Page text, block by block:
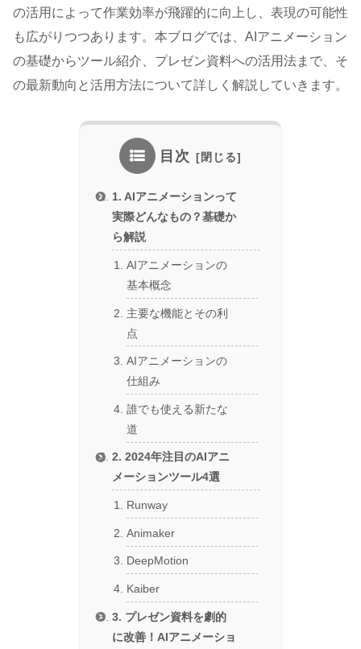
の活用によって作業効率が飛躍的に向上し、表現の可能性
も広がりつつあります。本ブログでは、AIアニメーション
の基礎からツール紹介、プレゼン資料への活用法まで、そ
の最新動向と活用方法について詳しく解説していきます。
目次
1. AIアニメーションって
実際どんなもの？基礎か
ら解説
AIアニメーションの
基本概念
主要な機能とその利
点
AIアニメーションの
仕組み
誰でも使える新たな
道
2. 2024年注目のAIアニ
メーションツール4選
Runway
Animaker
DeepMotion
Kaiber
3. プレゼン資料を劇的
に改善！AIアニメーショ